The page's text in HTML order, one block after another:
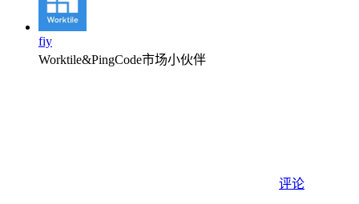
fiy
Worktile&PingCode市场小伙伴
评论